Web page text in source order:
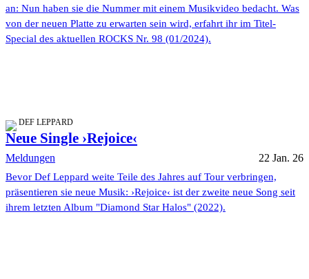
an: Nun haben sie die Nummer mit einem Musikvideo bedacht. Was
von der neuen Platte zu erwarten sein wird, erfahrt ihr im Titel-
Special des aktuellen ROCKS Nr. 98 (01/2024).
DEF LEPPARD
Neue Single ›Rejoice‹
Meldungen 22 Jan. 26
Bevor Def Leppard weite Teile des Jahres auf Tour verbringen,
präsentieren sie neue Musik: ›Rejoice‹ ist der zweite neue Song seit
ihrem letzten Album "Diamond Star Halos" (2022).